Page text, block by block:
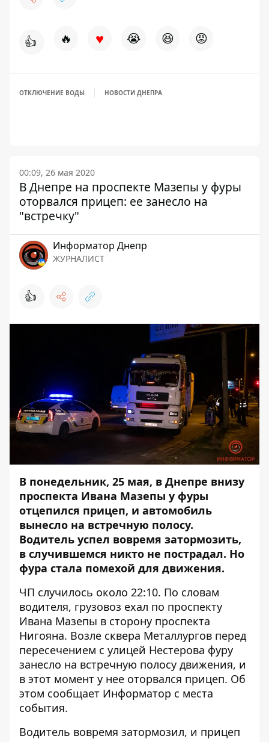
👍 🔥 ♥ 😭 😆 😡
ОТКЛЮЧЕНИЕ ВОДЫ НОВОСТИ ДНЕПРА
00:09, 26 мая 2020
В Днепре на проспекте Мазепы у фуры
оторвался прицеп: ее занесло на
"встречку"
Информатор Днепр
ЖУРНАЛИСТ
👍
В понедельник, 25 мая, в Днепре внизу
проспекта Ивана Мазепы у фуры
отцепился прицеп, и автомобиль
вынесло на встречную полосу.
Водитель успел вовремя затормозить,
в случившемся никто не пострадал. Но
фура стала помехой для движения.
ЧП случилось около 22:10. По словам
водителя, грузовоз ехал по проспекту
Ивана Мазепы в сторону проспекта
Нигояна. Возле сквера Металлургов перед
пересечением с улицей Нестерова фуру
занесло на встречную полосу движения, и
в этот момент у нее оторвался прицеп. Об
этом сообщает Информатор с места
события.
Водитель вовремя затормозил, и прицеп